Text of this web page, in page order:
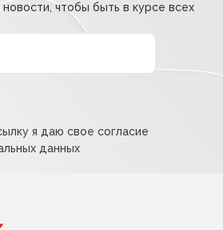
чтобы быть в курсе всех
я даю свое согласие
данных